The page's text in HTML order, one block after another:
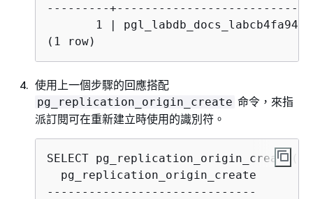
---------
1 |
(1 row)
使用上一個步驟的回應搭配
pg_replication_origin_create 命令，來指
派訂閱可在重新建立時使用的識別符。
  pg_replication_origin_create
------------------------------